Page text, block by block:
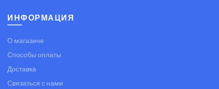
ИНФОРМАЦИЯ
О магазине
Способы оплаты
Доставка
Связаться с нами